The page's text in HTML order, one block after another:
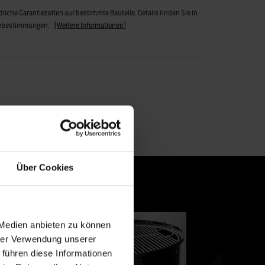
Über Cookies
anbieten zu können
Verwendung unserer
diese Informationen
Garantiezeiten auf bestimmte Bauteile. Details finden Sie in
(Weitere Informationen)
zu navigieren, oder springe mithilfe der Folienpunkte zu einer Folie.